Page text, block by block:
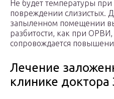
Не будет температуры
повреждении слизистых.
запыленном помещении
разбитости, как при
сопровождается
Лечение
клинике доктора